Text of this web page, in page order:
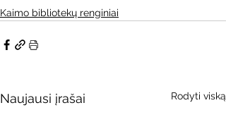
Kaimo bibliotekų renginiai
Naujausi įrašai Rodyti viską